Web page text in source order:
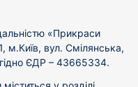
«Прикраси
м.Київ, вул. Смілянська,
ЄДР – 43665334.